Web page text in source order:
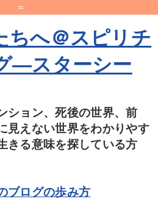
=
ちへ＠スピリチ
―スターシー
ション、死後の世界、前
見えない世界をわかりやす
きる意味を探している方
ブログの歩み方